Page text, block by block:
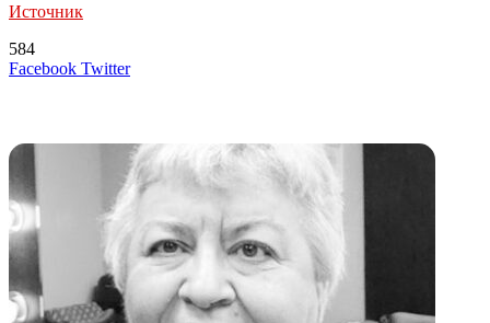
Источник
584
Facebook TwitterLinkedIn
Tumblr
Reddit
Вконтакте
Одноклассники
Skype
Messenger
Messenger
WhatsApp
Telegram
Viber
Line
Поделиться
Печатать